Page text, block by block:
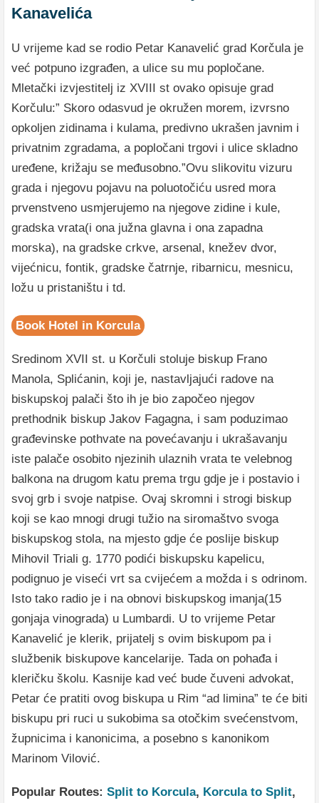
Kanavelića
U vrijeme kad se rodio Petar Kanavelić grad Korčula je
već potpuno izgrađen, a ulice su mu popločane.
Mletački izvjestitelj iz XVIII st ovako opisuje grad
Korčulu:” Skoro odasvud je okružen morem, izvrsno
opkoljen zidinama i kulama, predivno ukrašen javnim i
privatnim zgradama, a popločani trgovi i ulice skladno
uređene, križaju se međusobno.”Ovu slikovitu vizuru
grada i njegovu pojavu na poluotočiću usred mora
prvenstveno usmjerujemo na njegove zidine i kule,
gradska vrata(i ona južna glavna i ona zapadna
morska), na gradske crkve, arsenal, knežev dvor,
vijećnicu, fontik, gradske čatrnje, ribarnicu, mesnicu,
ložu u pristaništu i td.
Book Hotel in Korcula
Sredinom XVII st. u Korčuli stoluje biskup Frano
Manola, Splićanin, koji je, nastavljajući radove na
biskupskoj palači što ih je bio započeo njegov
prethodnik biskup Jakov Fagagna, i sam poduzimao
građevinske pothvate na povećavanju i ukrašavanju
iste palače osobito njezinih ulaznih vrata te velebnog
balkona na drugom katu prema trgu gdje je i postavio i
svoj grb i svoje natpise. Ovaj skromni i strogi biskup
koji se kao mnogi drugi tužio na siromaštvo svoga
biskupskog stola, na mjesto gdje će poslije biskup
Mihovil Triali g. 1770 podići biskupsku kapelicu,
podignuo je viseći vrt sa cvijećem a možda i s odrinom.
Isto tako radio je i na obnovi biskupskog imanja(15
gonjaja vinograda) u Lumbardi. U to vrijeme Petar
Kanavelić je klerik, prijatelj s ovim biskupom pa i
službenik biskupove kancelarije. Tada on pohađa i
kleričku školu. Kasnije kad već bude čuveni advokat,
Petar će pratiti ovog biskupa u Rim “ad limina” te će biti
biskupu pri ruci u sukobima sa otočkim svećenstvom,
župnicima i kanonicima, a posebno s kanonikom
Marinom Vilović.
Popular Routes: Split to Korcula, Korcula to Split,